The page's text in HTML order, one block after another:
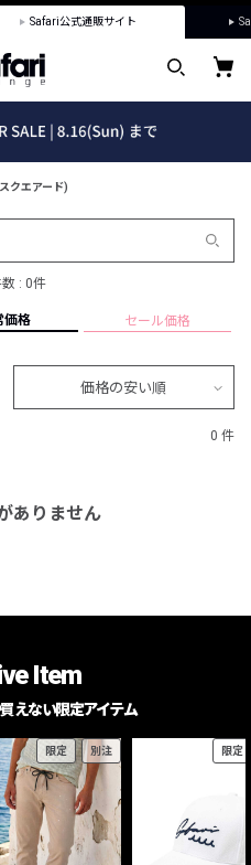
Safari公式通販サイト
クエアード)
: 0件
価格 セール価格
価格の安い順
0 件
ありません
Item
えない限定アイテム
限定 別注 限定